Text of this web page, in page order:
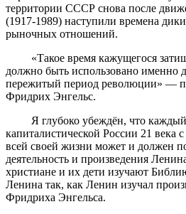
территории СССР снова после
(1917-1989) наступили времена
рыночных отношений.
«Такое время кажущегося
должно быть использовано именно
пережитый период революции» —
Фридрих Энгельс.
Я глубоко убеждён, что каждый
капиталистической России 21 века
всей своей жизни может и должен
деятельность и произведения
христиане и их дети изучают
Ленина так, как Ленин изучал
Фридриха Энгельса.